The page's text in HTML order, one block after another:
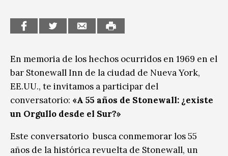
Sin categoría
En memoria de los hechos ocurridos en 1969 en el
bar Stonewall Inn de la ciudad de Nueva York,
EE.UU., te invitamos a participar del
conversatorio: «A 55 años de Stonewall: ¿existe
un Orgullo desde el Sur?»
Este conversatorio busca conmemorar los 55
años de la histórica revuelta de Stonewall, un